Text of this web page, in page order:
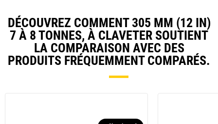
DÉCOUVREZ COMMENT 305 MM (12 IN)
7 À 8 TONNES, À CLAVETER SOUTIENT
LA COMPARAISON AVEC DES
PRODUITS FRÉQUEMMENT COMPARÉS.